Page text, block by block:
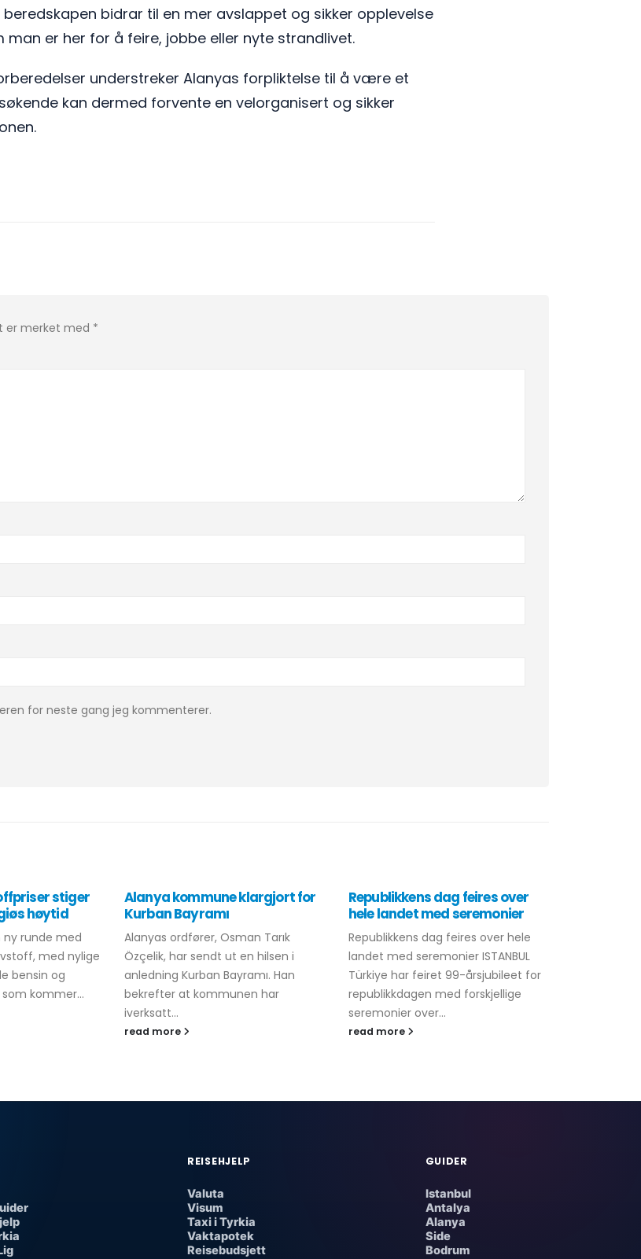
beredskapen bidrar til en mer avslappet og sikker opplevelse
man er her for å feire, jobbe eller nyte strandlivet.
understreker Alanyas forpliktelse til å være et
kan dermed forvente en velorganisert og sikker
er merket med *
for neste gang jeg kommenterer.
stiger
høytid
ny runde med
med nylige
bensin og
kommer...
Alanya kommune klargjort for
Kurban Bayramı
Alanyas ordfører, Osman Tarık
Özçelik, har sendt ut en hilsen i
anledning Kurban Bayramı. Han
bekrefter at kommunen har
iverksatt...
read more
Republikkens dag feires over
hele landet med seremonier
Republikkens dag feires over hele
landet med seremonier ISTANBUL
Türkiye har feiret 99-årsjubileet for
republikkdagen med forskjellige
seremonier over...
read more
REISEHJELP
Valuta
Visum
Taxi i Tyrkia
Vaktapotek
Reisebudsjett
GUIDER
Istanbul
Antalya
Alanya
Side
Bodrum